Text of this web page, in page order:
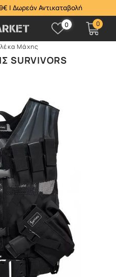
| Δωρεάν Αντικαταβολή
0 0
Μάχης
SURVIVORS